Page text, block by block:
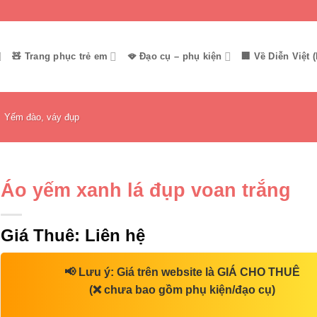
🧸 Trang phục trẻ em 🪭 Đạo cụ – phụ kiện 🏢 Về Diễn Việt
Yếm đào, váy đụp
Áo yếm xanh lá đụp voan trắng
Giá Thuê: Liên hệ
📢 Lưu ý: Giá trên website là GIÁ CHO THUÊ
(❌ chưa bao gồm phụ kiện/đạo cụ)